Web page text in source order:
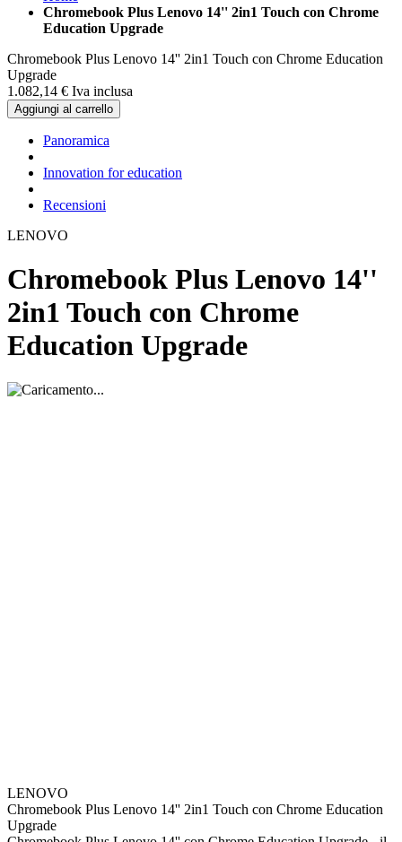
Chromebook Plus Lenovo 14'' 2in1 Touch con Chrome
Education Upgrade
Chromebook Plus Lenovo 14'' 2in1 Touch con Chrome Education
Upgrade
1.082,14 € Iva inclusa
Aggiungi al carrello
Panoramica
Innovation for education
Recensioni
LENOVO
Chromebook Plus Lenovo 14''
2in1 Touch con Chrome
Education Upgrade
LENOVO
Chromebook Plus Lenovo 14'' 2in1 Touch con Chrome Education
Upgrade